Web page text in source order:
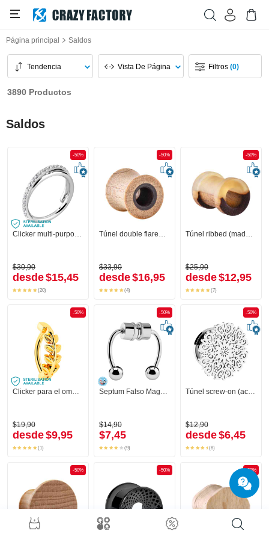
Página principal Saldos
Tendencia Vista De Página Filtros(0)
3890 Productos
Saldos
-50%
Clicker multi-purpose (acero quirúrgico, plateado, acabado brillante) con brillantes
$30,90
desde$15,45
(20)
-50%
Túnel double flared (madera)
$33,90
desde$16,95
(4)
-50%
Túnel ribbed (madera) con resina
$25,90
desde$12,95
(7)
-50%
$19,90
desde$9,95
(1)
-50%
$14,90
$7,45
(9)
-50%
Túnel screw-on (acero quirúrgico, plateado, acabado brillante) con adorno
$12,90
desde$6,45
(8)
-50% -50% -50%